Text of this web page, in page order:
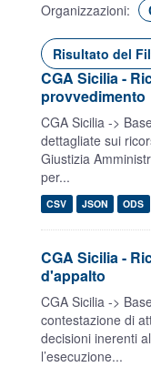
Organizzazioni:
Risultato del
CGA Sicilia -
provvedimento
CGA Sicilia ->
dettagliate sui
Giustizia
per...
CSV JSON ODS
CGA Sicilia -
d'appalto
CGA Sicilia ->
contestazione di
decisioni inerenti
l’esecuzione...